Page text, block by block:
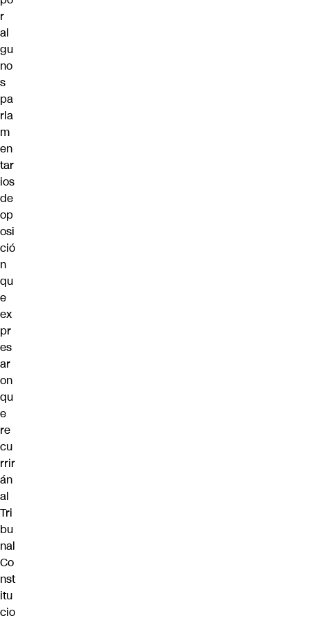
r
al
gu
no
s
pa
rla
m
en
tar
ios
de
op
osi
ció
n
qu
e
ex
pr
es
ar
on
qu
e
re
cu
rrir
án
al
Tri
bu
nal
Co
nst
itu
cio